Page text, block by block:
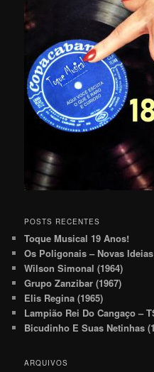
POSTS RECENTES
Toque Musical 19 Anos!
Os Poligonais – Novas Ideias
Wilson Simonal (1964)
Grupo Zanzibar (1967)
Elis Regina (1965)
Lampião Rei Do Cangaço –
Bicudinho E Suas Netinhas
ARQUIVOS